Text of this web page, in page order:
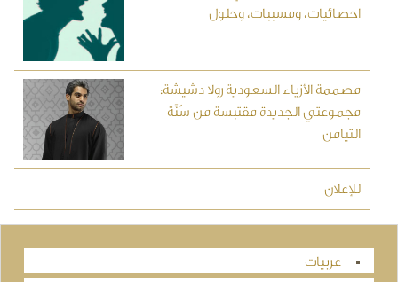
احصائيات، ومسببات، وحلول
مصممة الأزياء السعودية رولا دشيشة:
مجموعتي الجديدة مقتبسة من سُنَّة
التيامن
للإعلان
عربيات